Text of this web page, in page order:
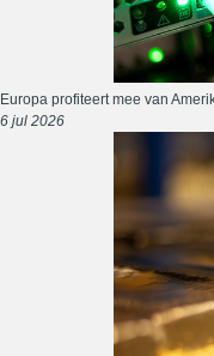
Europa profiteert mee van
6 jul 2026